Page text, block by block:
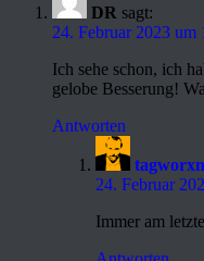
DR sagt:
24. Februar 2023 um
Ich sehe schon, ich
gelobe Besserung!
Antworten
24. Februar
Immer am